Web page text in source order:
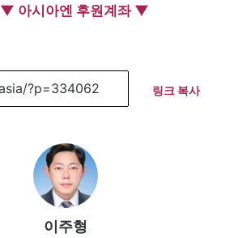
▼ 아시아엔 후원계좌 ▼
링크 복사
이주형